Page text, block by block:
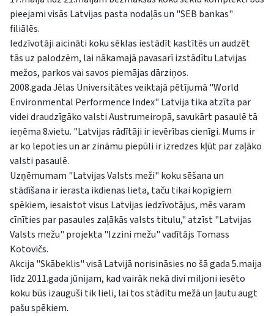
pieejami visās Latvijas pasta nodaļās un "SEB bankas"
filiālēs.
Iedzīvotāji aicināti koku sēklas iestādīt kastītēs un audzēt
tās uz palodzēm, lai nākamajā pavasarī izstādītu Latvijas
mežos, parkos vai savos piemājas dārziņos.
2008.gada Jēlas Universitātes veiktajā pētījumā "World
Environmental Performence Index" Latvija tika atzīta par
videi draudzīgāko valsti Austrumeiropā, savukārt pasaulē tā
ieņēma 8.vietu. "Latvijas rādītāji ir ievērības cienīgi. Mums ir
ar ko lepoties un ar zināmu piepūli ir izredzes kļūt par zaļāko
valsti pasaulē.
Uzņēmumam "Latvijas Valsts meži" koku sēšana un
stādīšana ir ierasta ikdienas lieta, taču tikai kopīgiem
spēkiem, iesaistot visus Latvijas iedzīvotājus, mēs varam
cīnīties par pasaules zaļākās valsts titulu," atzīst "Latvijas
Valsts mežu" projekta "Izzini mežu" vadītājs Tomass
Kotovičs.
Akcija "Skābeklis" visā Latvijā norisināsies no šā gada 5.maija
līdz 2011.gada jūnijam, kad vairāk nekā divi miljoni iesēto
koku būs izauguši tik lieli, lai tos stādītu mežā un ļautu augt
pašu spēkiem.